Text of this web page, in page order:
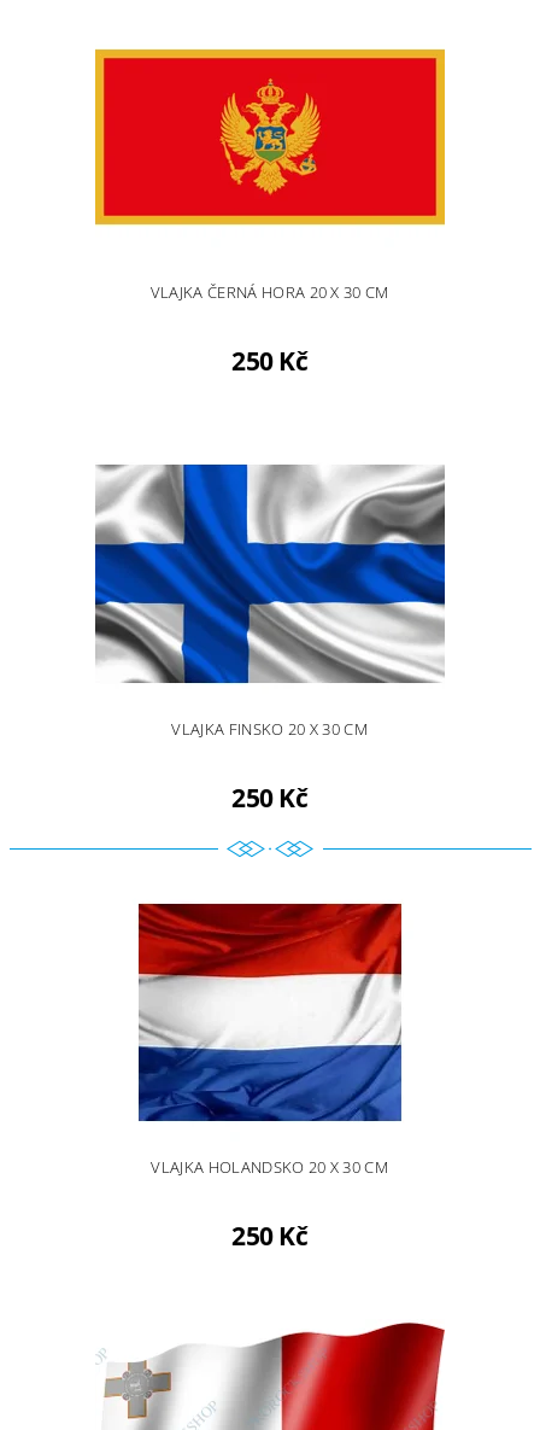
VLAJKA ČERNÁ HORA 20 X 30 CM
250 Kč
VLAJKA FINSKO 20 X 30 CM
250 Kč
VLAJKA HOLANDSKO 20 X 30 CM
250 Kč